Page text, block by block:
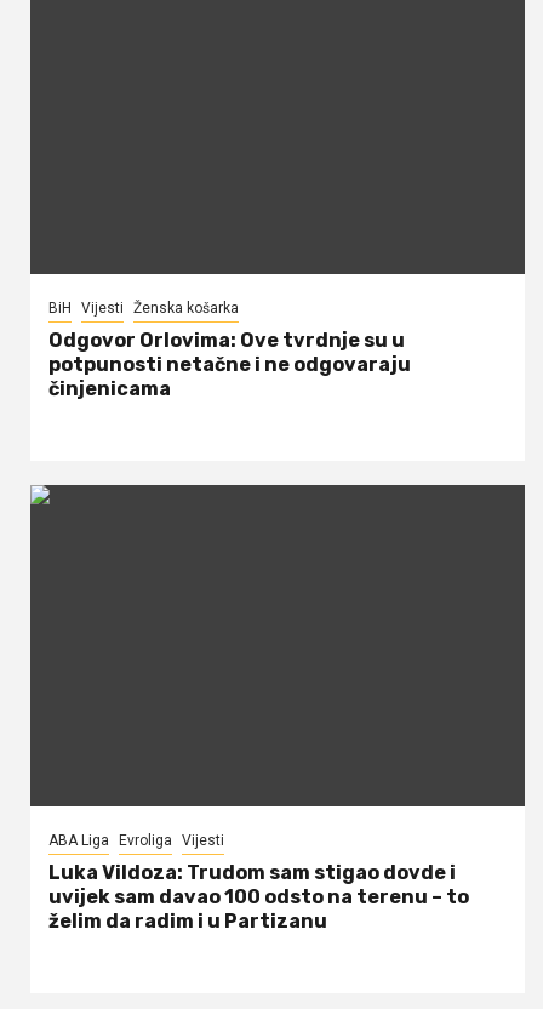
BiH Vijesti Ženska košarka
Odgovor Orlovima: ​Ove tvrdnje su u
potpunosti netačne i ne odgovaraju
činjenicama
ABA Liga Evroliga Vijesti
Luka Vildoza: Trudom sam stigao dovde i
uvijek sam davao 100 odsto na terenu – to
želim da radim i u Partizanu